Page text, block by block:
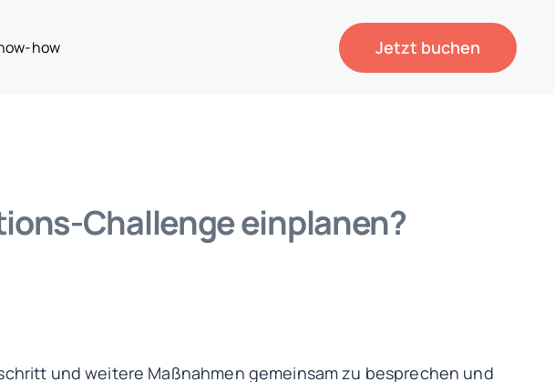
how Jetzt buchen
Challenge einplanen?
und weitere Maßnahmen gemeinsam zu besprechen und